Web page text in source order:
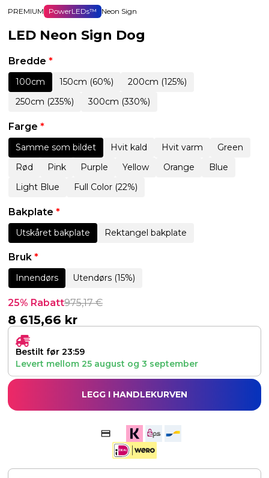
PREMIUM PowerLEDs™ Neon Sign
LED Neon Sign Dog
Bredde *
100cm 150cm (60%)
200cm (125%)
250cm (235%)
300cm (330%)
Farge *
Samme som bildet Hvit kald Hvit varm
Green
Rød
Pink Purple Yellow Orange
Blue
Light Blue
Full Color (22%)
Bakplate *
Utskåret bakplate Rektangel bakplate
Bruk *
Innendørs Utendørs (15%)
25% Rabatt975,17€
8 615,66 kr
Bestilt før 23:59
Levert mellom 25 august og 3 september
LEGG I HANDLEKURVEN